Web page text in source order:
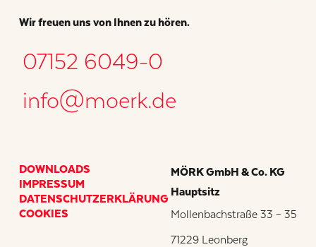
Wir freuen uns von Ihnen zu hören.
07152 6049-0
info@moerk.de
DOWNLOADS
IMPRESSUM
DATENSCHUTZERKLÄRUNG
COOKIES
MÖRK GmbH & Co. KG
Hauptsitz
Mollenbachstraße 33 – 35
71229 Leonberg